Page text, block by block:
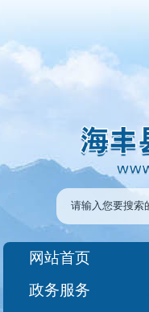
网站首页
政务服务